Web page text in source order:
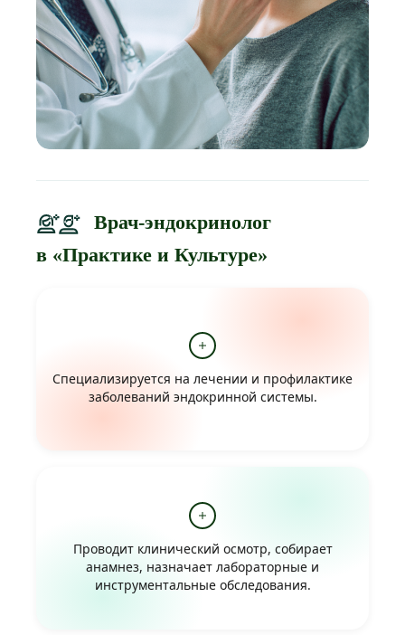
Врач-эндокринолог
в «Практике и Культуре»
Специализируется на лечении и профилактике
заболеваний эндокринной системы.
Проводит клинический осмотр, собирает
анамнез, назначает лабораторные и
инструментальные обследования.